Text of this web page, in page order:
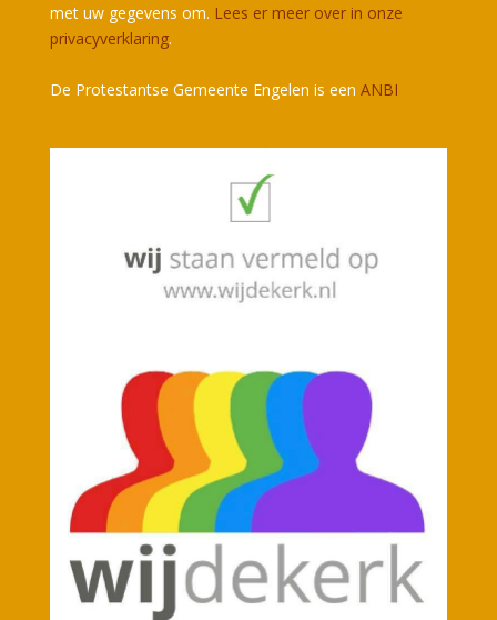
met uw gegevens om. Lees er meer over in onze
privacyverklaring.
De Protestantse Gemeente Engelen is een ANBI